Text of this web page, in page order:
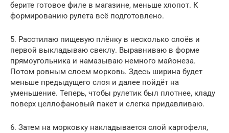
берите готовое филе в магазине, меньше хлопот. К
формированию рулета всё подготовлено.
5. Расстилаю пищевую плёнку в несколько слоёв и
первой выкладываю свеклу. Выравниваю в форме
прямоугольника и намазываю немного майонеза.
Потом ровным слоем морковь. Здесь ширина будет
меньше предыдущего слоя и далее пойдёт на
уменьшение. Теперь, чтобы рулетик был плотнее, кладу
поверх целлофановый пакет и слегка придавливаю.
6. Затем на морковку накладывается слой картофеля,